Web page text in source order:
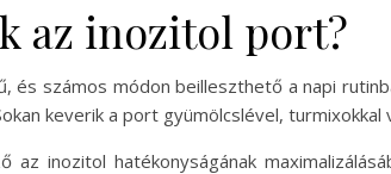
az inozitol port?
és számos módon beilleszthető a napi
keverik a port gyümölcslével,
inozitol hatékonyságának